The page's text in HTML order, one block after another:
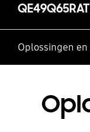
QE49Q65RAT
Oplossingen